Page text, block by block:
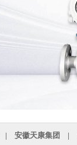
| 安徽天康集团 |